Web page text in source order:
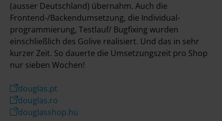
(ausser Deutschland) übernahm. Auch die
Frontend-/Backend­umsetzung, die Individual­
programmierung, Testlauf/ Bugfixing wurden
einschließlich des Golive realisiert. Und das in sehr
kurzer Zeit. So dauerte die Umsetzungs­zeit pro Shop
nur sieben Wochen!
douglas.pt
douglas.ro
douglasshop.hu